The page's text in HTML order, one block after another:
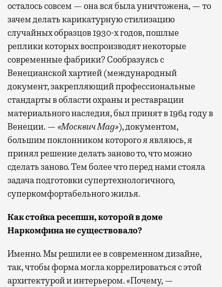
осталось совсем — она вся была уничтожена, — то
зачем делать карикатурную стилизацию
случайных образцов 1930-х годов, пошлые
реплики которых воспроизводят некоторые
современные фабрики? Сообразуясь с
Венецианской хартией (международный
документ, закрепляющий профессиональные
стандарты в области охраны и реставрации
материального наследия, был принят в 1964 году в
Венеции. — «МосквичMag»), документом,
большим поклонником которого я являюсь, я
принял решение делать заново то, что можно
сделать заново. Тем более что перед нами стояла
задача подготовки супертехнологичного,
суперкомфортабельного жилья.
Как стойка ресепшн, которой в доме
Наркомфина не существовало?
Именно. Мы решили ее в современном дизайне,
так, чтобы форма могла коррелироваться с этой
архитектурой и интерьером. «Почему, —